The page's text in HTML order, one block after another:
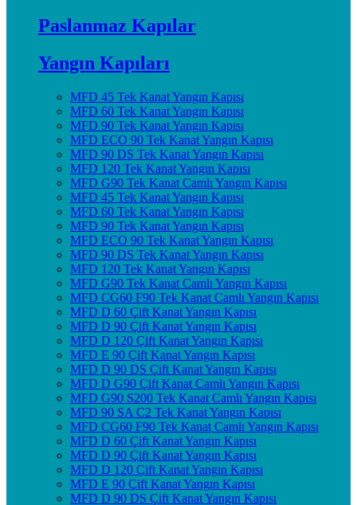
Paslanmaz Kapılar
Yangın Kapıları
MFD 45 Tek Kanat Yangın Kapısı
MFD 60 Tek Kanat Yangın Kapısı
MFD 90 Tek Kanat Yangın Kapısı
MFD ECO 90 Tek Kanat Yangın Kapısı
MFD 90 DS Tek Kanat Yangın Kapısı
MFD 120 Tek Kanat Yangın Kapısı
MFD G90 Tek Kanat Camlı Yangın Kapısı
MFD 45 Tek Kanat Yangın Kapısı
MFD 60 Tek Kanat Yangın Kapısı
MFD 90 Tek Kanat Yangın Kapısı
MFD ECO 90 Tek Kanat Yangın Kapısı
MFD 90 DS Tek Kanat Yangın Kapısı
MFD 120 Tek Kanat Yangın Kapısı
MFD G90 Tek Kanat Camlı Yangın Kapısı
MFD CG60 F90 Tek Kanat Camlı Yangın Kapısı
MFD D 60 Çift Kanat Yangın Kapısı
MFD D 90 Çift Kanat Yangın Kapısı
MFD D 120 Çift Kanat Yangın Kapısı
MFD E 90 Çift Kanat Yangın Kapısı
MFD D 90 DS Çift Kanat Yangın Kapısı
MFD D G90 Çift Kanat Camlı Yangın Kapısı
MFD G90 S200 Tek Kanat Camlı Yangın Kapısı
MFD 90 SA C2 Tek Kanat Yangın Kapısı
MFD CG60 F90 Tek Kanat Camlı Yangın Kapısı
MFD D 60 Çift Kanat Yangın Kapısı
MFD D 90 Çift Kanat Yangın Kapısı
MFD D 120 Çift Kanat Yangın Kapısı
MFD E 90 Çift Kanat Yangın Kapısı
MFD D 90 DS Çift Kanat Yangın Kapısı